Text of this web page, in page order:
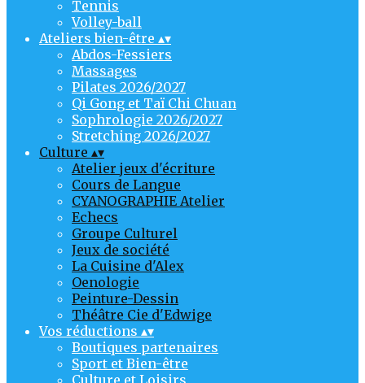
Tennis
Volley-ball
Ateliers bien-être ▴▾
Abdos-Fessiers
Massages
Pilates 2026/2027
Qi Gong et Taï Chi Chuan
Sophrologie 2026/2027
Stretching 2026/2027
Culture ▴▾
Atelier jeux d'écriture
Cours de Langue
CYANOGRAPHIE Atelier
Echecs
Groupe Culturel
Jeux de société
La Cuisine d'Alex
Oenologie
Peinture-Dessin
Théâtre Cie d'Edwige
Vos réductions ▴▾
Boutiques partenaires
Sport et Bien-être
Culture et Loisirs